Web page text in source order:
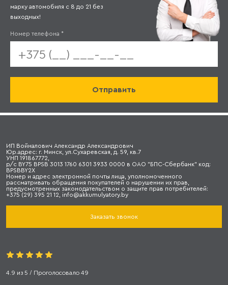
марку автомобиля с 8 до 21 без
выходных!
Номер телефона *
ИП Войналович Александр Александрович
Юр.адрес: г. Минск, ул.Сухаревская, д. 59, кв.7
УНП 191867772,
р/с BY75 BPSB 3013 1760 6301 3933 0000 в ОАО "БПС-Сбербанк" код:
BPSBBY2X
Номер и адрес электронной почты лица, уполномоченного
рассматривать обращения покупателей о нарушении их прав,
предусмотренных законодательством о защите прав потребителей:
+375 (29) 395 21 12, info@akkumulyatory.by
Заказать звонок
4.9 из 5 / Проголосовало 49